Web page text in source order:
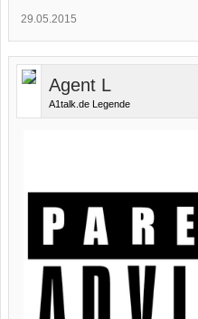
29.05.2015
Agent L
A1talk.de Legende